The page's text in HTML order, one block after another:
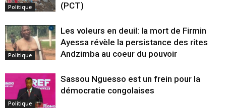
Politique
(PCT)
Politique
Les voleurs en deuil: la mort de Firmin
Ayessa révèle la persistance des rites
Andzimba au coeur du pouvoir
Politique
Sassou Nguesso est un frein pour la
démocratie congolaises